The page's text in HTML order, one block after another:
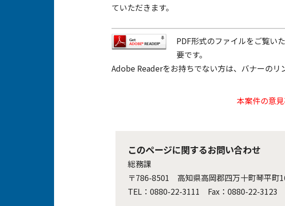
ていただきます。
PDF形式のファイルをご覧い
要です。
Adobe Readerをお持ちでない方は、バナーのリ
本案件の意
このページに関するお問い合わせ
総務課
〒786-8501 高知県高岡郡四万十町琴平町
TEL：0880-22-3111 Fax：0880-22-3123